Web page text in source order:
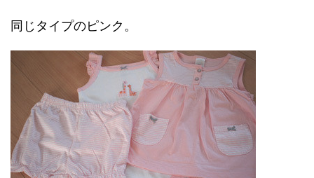
同じタイプのピンク。